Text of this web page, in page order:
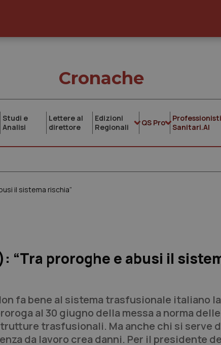
Cronache
Studi e
Analisi
Lettere al
direttore
Edizioni
Regionali
QS Pro
Professionisti
Sanitari.AI
il sistema rischia”
“Tra proroghe e abusi il
fa bene al sistema trasfusionale italiano la
al 30 giugno della messa a norma delle
trasfusionali. Ma anche chi si serve
da lavoro crea danni. Per il presidente